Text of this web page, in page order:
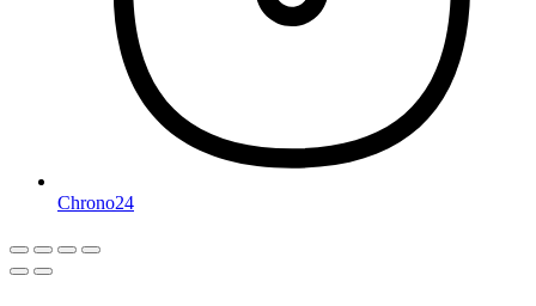
Chrono24